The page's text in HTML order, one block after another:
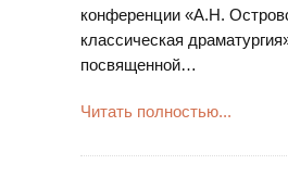
конференции «А.Н.
классическая
посвященной…
Читать полностью...